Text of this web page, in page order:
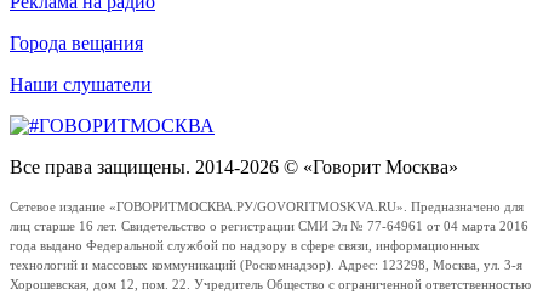
Города вещания
Наши слушатели
Все права защищены. 2014-2026 © «Говорит Москва»
Сетевое издание «ГОВОРИТМОСКВА.РУ/GOVORITMOSKVA.RU». Предназначено для
лиц старше 16 лет. Свидетельство о регистрации СМИ Эл № 77-64961 от 04 марта 2016
года выдано Федеральной службой по надзору в сфере связи, информационных
технологий и массовых коммуникаций (Роскомнадзор). Адрес: 123298, Москва, ул. 3-я
Хорошевская, дом 12, пом. 22. Учредитель Общество с ограниченной ответственностью